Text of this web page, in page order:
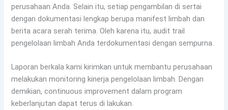
perusahaan Anda. Selain itu, setiap pengambilan di sertai
dengan dokumentasi lengkap berupa manifest limbah dan
berita acara serah terima. Oleh karena itu, audit trail
pengelolaan limbah Anda terdokumentasi dengan sempurna.
Laporan berkala kami kirimkan untuk membantu perusahaan
melakukan monitoring kinerja pengelolaan limbah. Dengan
demikian, continuous improvement dalam program
keberlanjutan dapat terus di lakukan.